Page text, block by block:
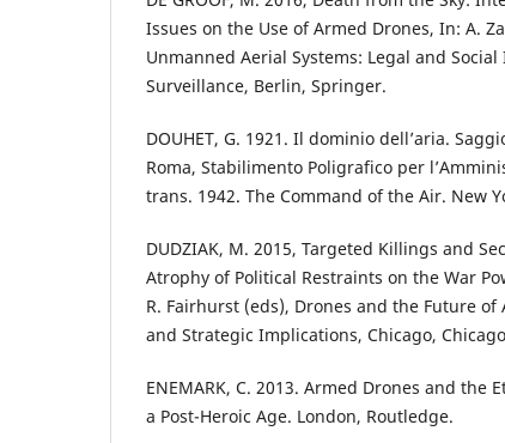
Issues on the Use of Armed Drones, In: A.
Unmanned Aerial Systems: Legal and
Surveillance, Berlin, Springer.
DOUHET, G. 1921. Il dominio dell’aria.
Roma, Stabilimento Poligrafico per
trans. 1942. The Command of the Air. New
DUDZIAK, M. 2015, Targeted Killings and
Atrophy of Political Restraints on the War
R. Fairhurst (eds), Drones and the Future
and Strategic Implications, Chicago,
ENEMARK, C. 2013. Armed Drones and the
a Post-Heroic Age. London, Routledge.